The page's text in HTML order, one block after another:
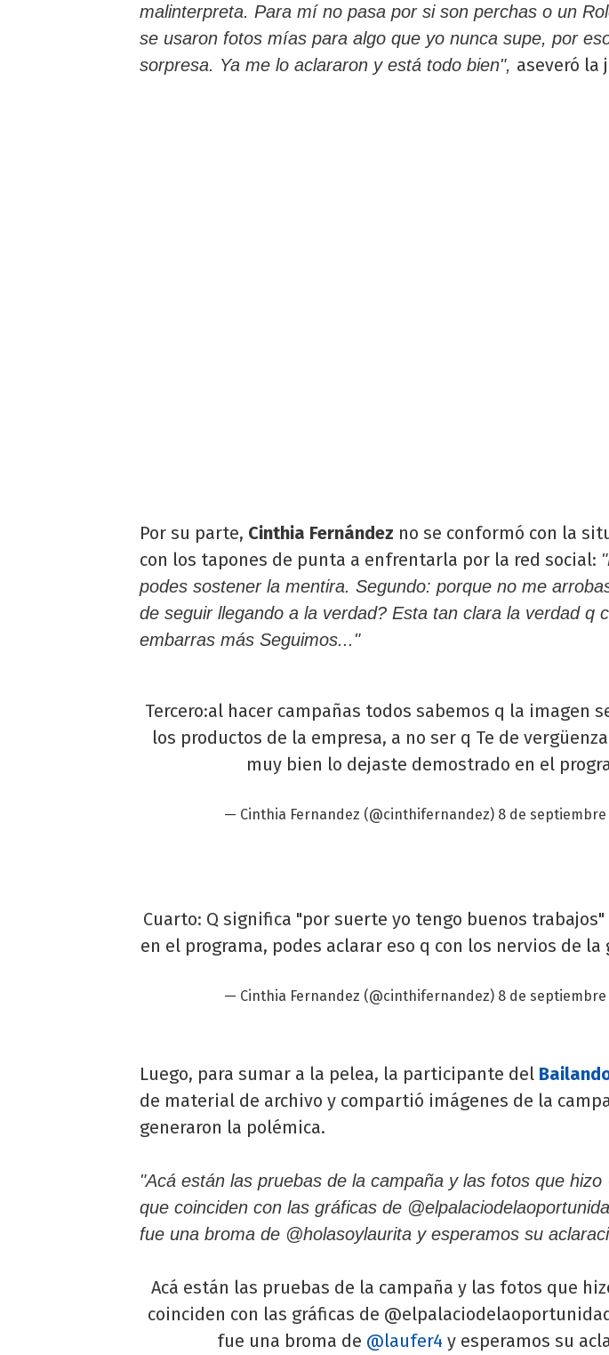
malinterpreta. Para mí no pasa por si son perchas o un
se usaron fotos mías para algo que yo nunca supe, por
sorpresa. Ya me lo aclararon y está todo bien", aseveró la
Por su parte, Cinthia Fernández no se conformó con la
con los tapones de punta a enfrentarla por la red social:
podes sostener la mentira. Segundo: porque no me
de seguir llegando a la verdad? Esta tan clara la verdad q
embarras más Seguimos..."
Tercero:al hacer campañas todos sabemos q la imagen
los productos de la empresa, a no ser q Te de
muy bien lo dejaste demostrado en el
— Cinthia Fernandez (@cinthifernandez) 8 de septiembre
Cuarto: Q significa "por suerte yo tengo buenos
en el programa, podes aclarar eso q con los nervios de
— Cinthia Fernandez (@cinthifernandez) 8 de septiembre
Luego, para sumar a la pelea, la participante del
de material de archivo y compartió imágenes de la
generaron la polémica.
"Acá están las pruebas de la campaña y las fotos que hizo
que coinciden con las gráficas de
fue una broma de @holasoylaurita y esperamos su
Acá están las pruebas de la campaña y las fotos que
coinciden con las gráficas de
fue una broma de @laufer4 y esperamos su